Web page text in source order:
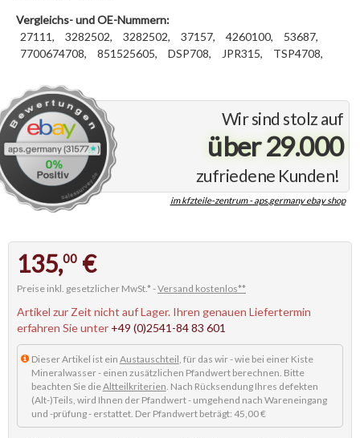
Wir sind stolz auf
über 29.000
zufriedene Kunden!
im kfzteile-zentrum - aps.germany ebay shop
Vergleichs- und OE-Nummern:
27111,
3282502, 3282502, 37157, 4260100,
53687,
7700674708,
851525605, DSP708, JPR315, TSP4708,
135,00 €
Preise inkl. gesetzlicher MwSt.* -Versand kostenlos**
Artikel zur Zeit nicht auf Lager. Ihren genauen Liefertermin
erfahren Sie unter +49 (0)2541-84 83 601
Dieser Artikel ist ein Austauschteil , für das wir - wie bei einer Kiste
Mineralwasser - einen zusätzlichen Pfandwert berechnen. Bitte
beachten Sie dieAltteilkriterien . Nach Rücksendung Ihres defekten
(Alt-)Teils, wird Ihnen der Pfandwert - umgehend nach Wareneingang
und -prüfung - erstattet. Der Pfandwert beträgt: 45,00 €